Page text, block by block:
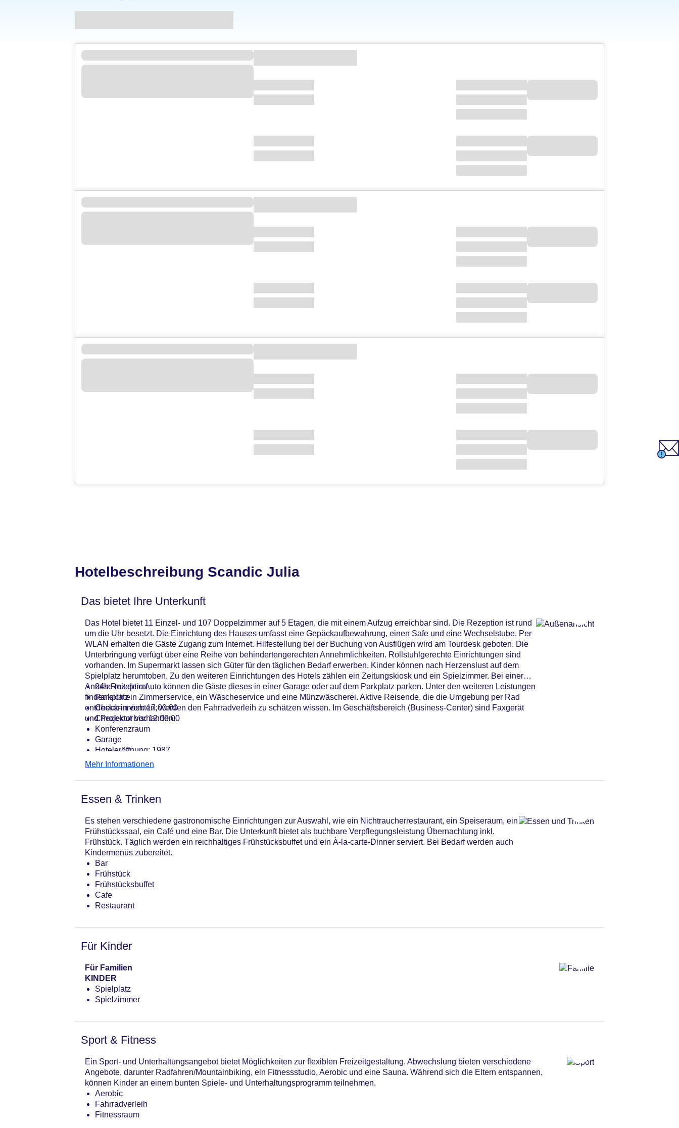
Hotelbeschreibung Scandic Julia
Das bietet Ihre Unterkunft
Das Hotel bietet 11 Einzel- und 107 Doppelzimmer auf 5 Etagen, die mit einem Aufzug erreichbar sind. Die Rezeption ist rund
um die Uhr besetzt. Die Einrichtung des Hauses umfasst eine Gepäckaufbewahrung, einen Safe und eine Wechselstube. Per
WLAN erhalten die Gäste Zugang zum Internet. Hilfestellung bei der Buchung von Ausflügen wird am Tourdesk geboten. Die
Unterbringung verfügt über eine Reihe von behindertengerechten Annehmlichkeiten. Rollstuhlgerechte Einrichtungen sind
vorhanden. Im Supermarkt lassen sich Güter für den täglichen Bedarf erwerben. Kinder können nach Herzenslust auf dem
Spielplatz herumtoben. Zu den weiteren Einrichtungen des Hotels zählen ein Zeitungskiosk und ein Spielzimmer. Bei einer
Anreise mit dem Auto können die Gäste dieses in einer Garage oder auf dem Parkplatz parken. Unter den weiteren Leistungen
finden sich ein Zimmerservice, ein Wäscheservice und eine Münzwäscherei. Aktive Reisende, die die Umgebung per Rad
entdecken möchten, werden den Fahrradverleih zu schätzen wissen. Im Geschäftsbereich (Business-Center) sind Faxgerät
und Projektor vorhanden.
24h Rezeption
Parkplatz
Check-in von: 17:00:00
Check-out bis: 12:00:00
Konferenzraum
Garage
Hoteleröffnung: 1987
Hotelsafe
Lift
Anzahl der Konferenzräume: 1
Haustiere
Zimmerservice
Gesamtanzahl der Stockwerke: 5
Gesamtanzahl der Zimmer: 118
Zahlungsarten: American Express, Diners Club, Mastercard, Visa
Landeskategorie: 3 Sterne
Mehr Informationen
Essen & Trinken
Es stehen verschiedene gastronomische Einrichtungen zur Auswahl, wie ein Nichtraucherrestaurant, ein Speiseraum, ein
Frühstückssaal, ein Café und eine Bar. Die Unterkunft bietet als buchbare Verpflegungsleistung Übernachtung inkl.
Frühstück. Täglich werden ein reichhaltiges Frühstücksbuffet und ein À-la-carte-Dinner serviert. Bei Bedarf werden auch
Kindermenüs zubereitet.
Bar
Frühstück
Frühstücksbuffet
Cafe
Restaurant
Für Kinder
Für Familien
KINDER
Spielplatz
Spielzimmer
Sport & Fitness
Ein Sport- und Unterhaltungsangebot bietet Möglichkeiten zur flexiblen Freizeitgestaltung. Abwechslung bieten verschiedene
Angebote, darunter Radfahren/Mountainbiking, ein Fitnessstudio, Aerobic und eine Sauna. Während sich die Eltern entspannen,
können Kinder an einem bunten Spiele- und Unterhaltungsprogramm teilnehmen.
Aerobic
Fahrradverleih
Fitnessraum